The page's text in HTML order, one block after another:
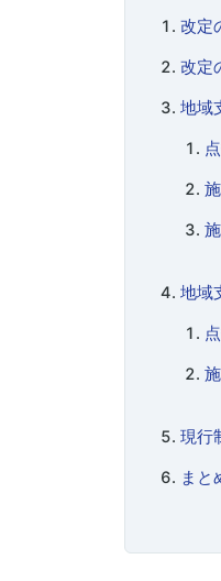
改定
改定
地域
地域
現行
まと